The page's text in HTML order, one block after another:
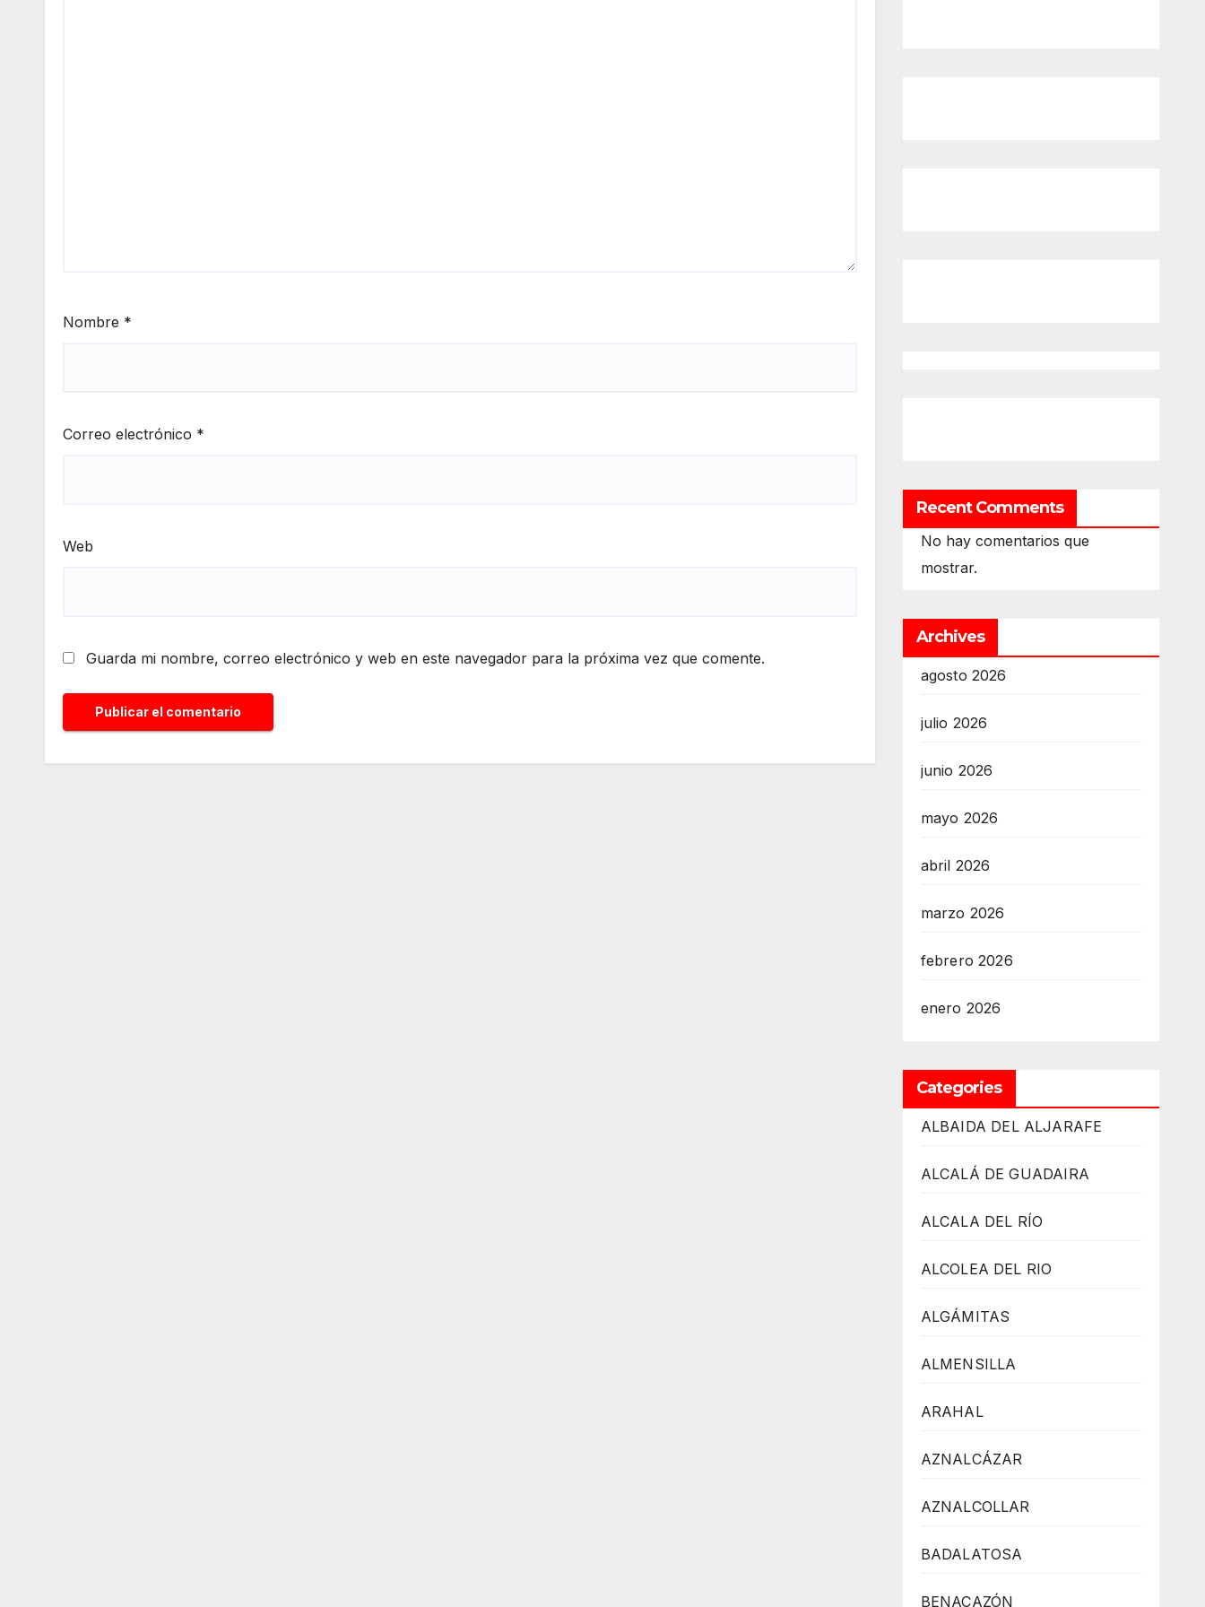
Nombre *
Correo electrónico *
Web
Guarda mi nombre, correo electrónico y web en este navegador para la próxima vez que comente.
Recent Comments
No hay comentarios que
mostrar.
Archives
agosto 2026
julio 2026
junio 2026
mayo 2026
abril 2026
marzo 2026
febrero 2026
enero 2026
Categories
ALBAIDA DEL ALJARAFE
ALCALÁ DE GUADAIRA
ALCALA DEL RÍO
ALCOLEA DEL RIO
ALGÁMITAS
ALMENSILLA
ARAHAL
AZNALCÁZAR
AZNALCOLLAR
BADALATOSA
BENACAZÓN